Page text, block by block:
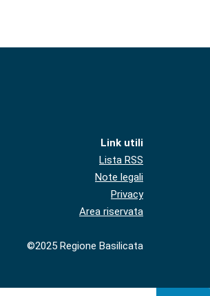
Link utili
Lista RSS
Note legali
Privacy
Area riservata
©2025 Regione Basilicata